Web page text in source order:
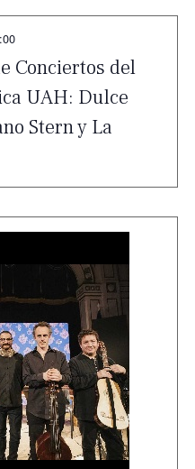
Conciertos del
UAH: Dulce
Stern y La